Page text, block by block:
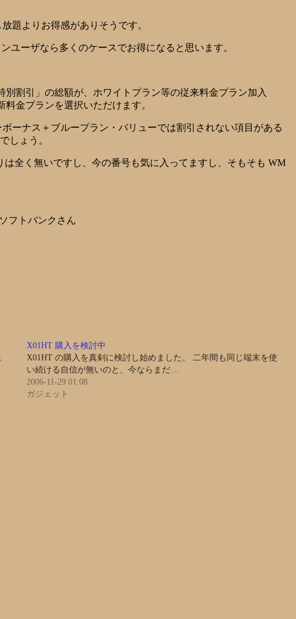
題よりお得感がありそうです。
ユーザなら多くのケースでお得になると思います。
割引」の総額が、ホワイトプラン等の従来料金プラン加入
金プランを選択いただけます。
ーナス＋ブループラン・バリューでは割引されない項目がある
しょう。
全く無いですし、今の番号も気に入ってますし、そもそも WM
フトバンクさん
X01HT 購入を検討中
X01HT の購入を真剣に検討し始めました。 二年間も同じ端末を使
い続ける自信が無いのと、今ならまだ…
2006-11-29 01:08
ガジェット